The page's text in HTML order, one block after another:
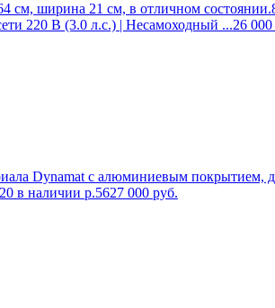
см, ширина 21 см, в отличном состоянии.
220 В (3.0 л.с.) | Несамоходный ...26 000
Dynamat с алюминиевым покрытием,
в наличии р.5627 000 руб.